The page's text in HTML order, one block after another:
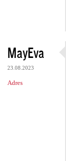
MayEva
23.08.2023
Adres